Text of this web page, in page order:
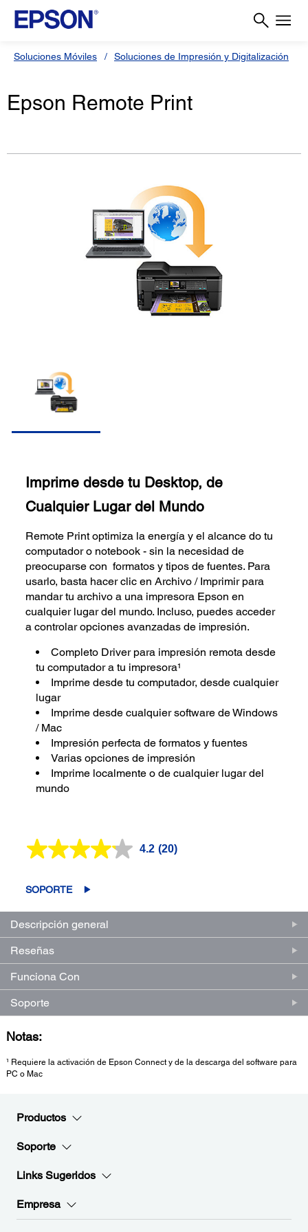
Soluciones Móviles Soluciones de Impresión y Digitalización
Epson Remote Print
Imprime desde tu Desktop, de
Cualquier Lugar del Mundo
Remote Print optimiza la energía y el alcance do tu
computador o notebook - sin la necesidad de
preocuparse con formatos y tipos de fuentes. Para
usarlo, basta hacer clic en Archivo / Imprimir para
mandar tu archivo a una impresora Epson en
cualquier lugar del mundo. Incluso, puedes acceder
a controlar opciones avanzadas de impresión.
Completo Driver para impresión remota desde
tu computador a tu impresora¹
Imprime desde tu computador, desde cualquier
lugar
Imprime desde cualquier software de Windows
/ Mac
Impresión perfecta de formatos y fuentes
Varias opciones de impresión
Imprime localmente o de cualquier lugar del
mundo
4.2 Lea
la
(20)
SOPORTE
Descripción general
Reseñas
Funciona Con
Soporte
Notas:
¹ Requiere la activación de Epson Connect y de la descarga del software para
PC o Mac
Productos
Soporte
Links Sugeridos
Empresa